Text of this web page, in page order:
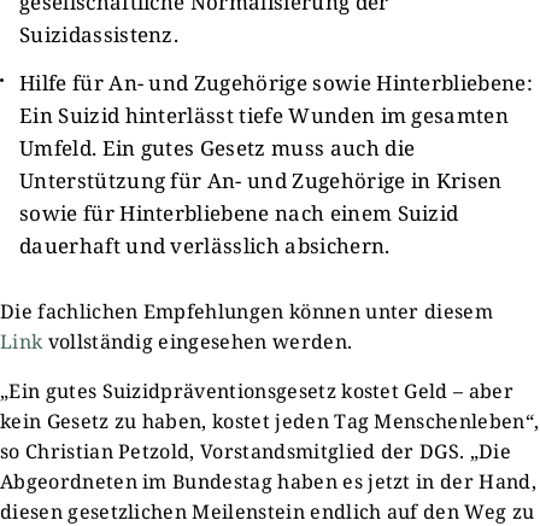
Suizidassistenz.
Hilfe für An- und Zugehörige sowie Hinterbliebene:
Ein Suizid hinterlässt tiefe Wunden im gesamten
Umfeld. Ein gutes Gesetz muss auch die
Unterstützung für An- und Zugehörige in Krisen
sowie für Hinterbliebene nach einem Suizid
dauerhaft und verlässlich absichern.
Die fachlichen Empfehlungen können unter diesem
Linkvollständig eingesehen werden.
„Ein gutes Suizidpräventionsgesetz kostet Geld – aber
kein Gesetz zu haben, kostet jeden Tag Menschenleben“,
so Christian Petzold, Vorstandsmitglied der DGS. „Die
Abgeordneten im Bundestag haben es jetzt in der Hand,
diesen gesetzlichen Meilenstein endlich auf den Weg zu